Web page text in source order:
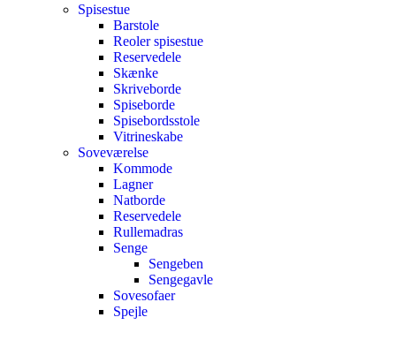
Spisestue
Barstole
Reoler spisestue
Reservedele
Skænke
Skriveborde
Spiseborde
Spisebordsstole
Vitrineskabe
Soveværelse
Kommode
Lagner
Natborde
Reservedele
Rullemadras
Senge
Sengeben
Sengegavle
Sovesofaer
Spejle